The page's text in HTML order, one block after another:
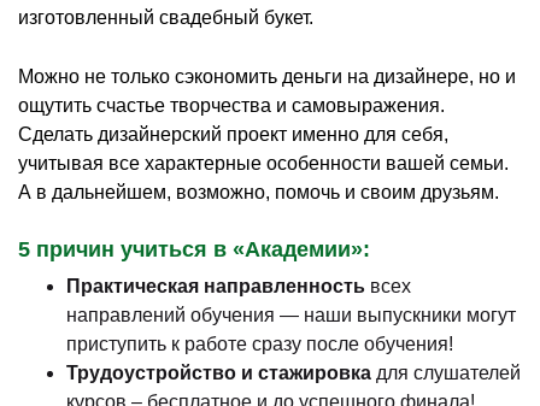
изготовленный свадебный букет.
Можно не только сэкономить деньги на дизайнере, но и
ощутить счастье творчества и самовыражения.
Сделать дизайнерский проект именно для себя,
учитывая все характерные особенности вашей семьи.
А в дальнейшем, возможно, помочь и своим друзьям.
5 причин учиться в «Академии»:
Практическая направленность всех
направлений обучения — наши выпускники могут
приступить к работе сразу после обучения!
Трудоустройство и стажировка для слушателей
курсов – бесплатное и до успешного финала!